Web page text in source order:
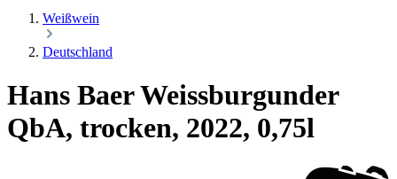
Weißwein
Deutschland
Hans Baer Weissburgunder
QbA, trocken, 2022, 0,75l